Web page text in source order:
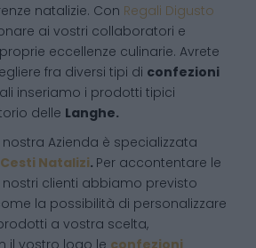
natalizie. Con Regali Digusto
ai vostri collaboratori e
eccellenze culinarie. Avrete
fra diversi tipi di confezioni
inseriamo i prodotti tipici
delle Langhe.
Azienda è specializzata
Cesti Natalizi. Per accontentare le
clienti abbiamo previsto
la possibilità di personalizzare
a vostra scelta,
il vostro logo le confezioni